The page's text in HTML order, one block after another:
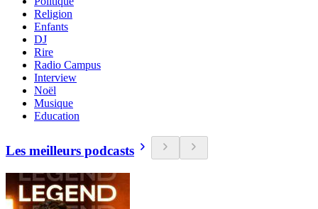
Religion
Enfants
DJ
Rire
Radio Campus
Interview
Noël
Musique
Education
Les meilleurs podcasts